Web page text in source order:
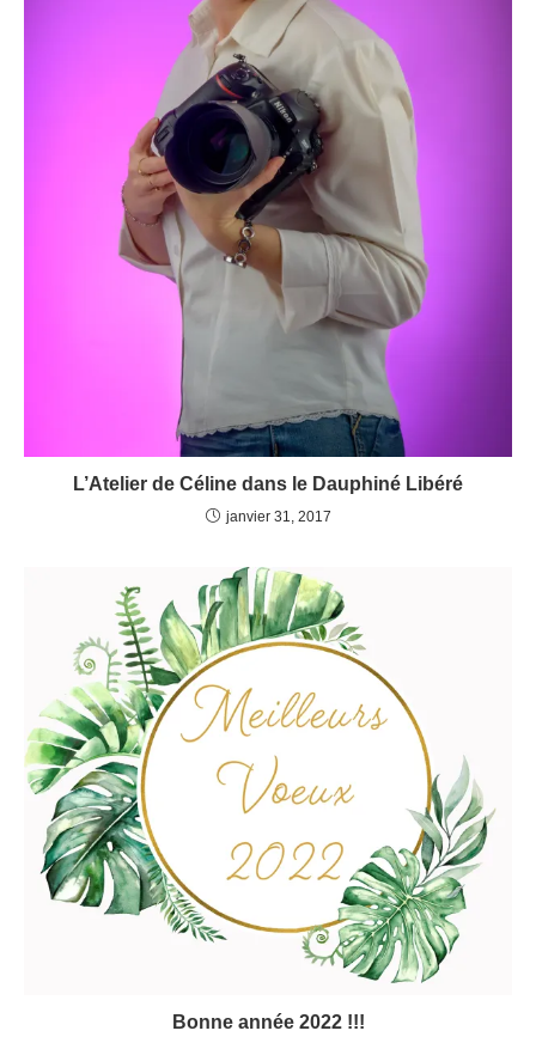
L’Atelier de Céline dans le Dauphiné Libéré
janvier 31, 2017
Bonne année 2022 !!!